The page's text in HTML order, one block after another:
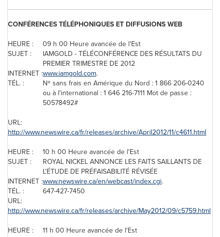
CONFÉRENCES TÉLÉPHONIQUES ET DIFFUSIONS WEB
HEURE :
09 h 00 Heure avancée de l'Est
SUJET :
IAMGOLD - TÉLÉCONFÉRENCE DES RÉSULTATS DU
PREMIER TRIMESTRE DE 2012
INTERNET :www.iamgold.com.
TÉL. :
Nº sans frais en Amérique du Nord : 1 866 206-0240
ou à l'international : 1 646 216-7111 Mot de passe :
50578492#
URL:
http://www.newswire.ca/fr/releases/archive/April2012/11/c4611.html
HEURE :
10 h 00 Heure avancée de l'Est
SUJET :
ROYAL NICKEL ANNONCE LES FAITS SAILLANTS DE
L'ÉTUDE DE PRÉFAISABILITÉ RÉVISÉE
INTERNET :www.newswire.ca/en/webcast/index.cgi.
TÉL. :
647-427-7450
URL:
http://www.newswire.ca/fr/releases/archive/May2012/09/c5759.html
HEURE :
11 h 00 Heure avancée de l'Est